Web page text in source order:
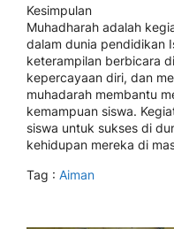
Kesimpulan
Muhadharah adalah
dalam dunia pendidikan
keterampilan berbicara
kepercayaan diri, dan
muhadarah membantu
kemampuan siswa.
siswa untuk sukses di
kehidupan mereka di
Tag : Aiman